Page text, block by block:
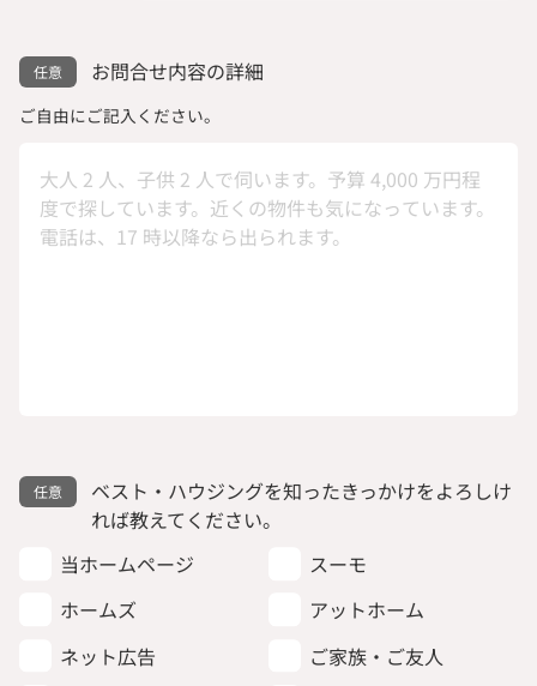
お問合せ内容の詳細
ご自由にご記入ください。
ベスト・ハウジングを知ったきっかけをよろしけ
れば教えてください。
当ホームページ
スーモ
ホームズ
アットホーム
ネット広告
ご家族・ご友人